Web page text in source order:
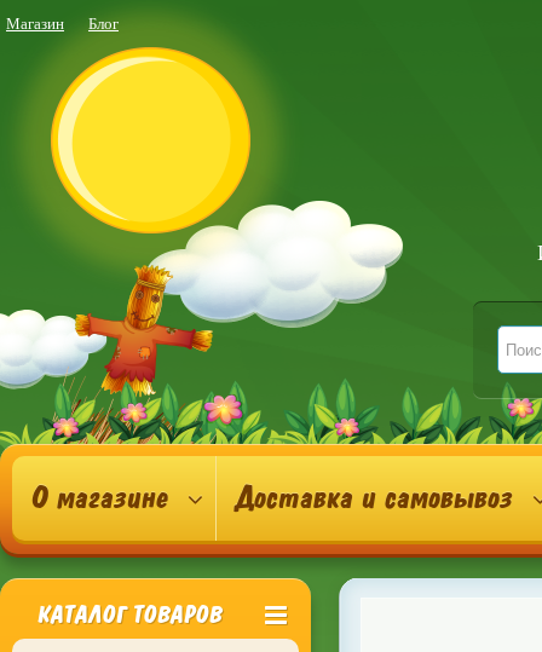
Магазин Блог
О магазине Доставка и самовывоз
КАТАЛОГ ТОВАРОВ